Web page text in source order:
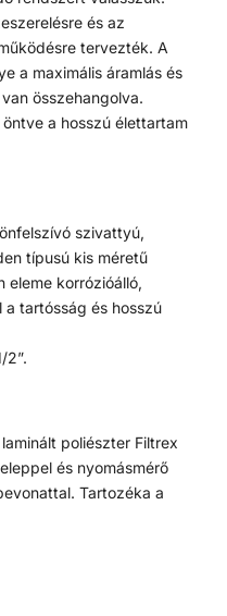
és az
tervezték. A
a maximális áramlás és
összehangolva.
a hosszú élettartam
szivattyú,
típusú kis méretű
eleme korrózióálló,
tartósság és hosszú
2”.
poliészter Filtrex
és nyomásmérő
Tartozéka a